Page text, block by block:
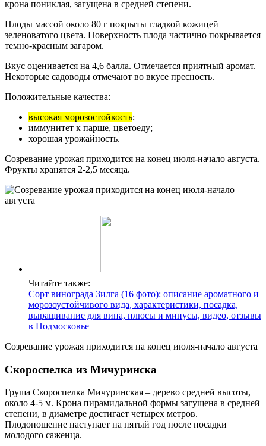
крона пониклая, загущена в средней степени.
Плоды массой около 80 г покрыты гладкой кожицей
зеленоватого цвета. Поверхность плода частично покрывается
темно-красным загаром.
Вкус оценивается на 4,6 балла. Отмечается приятный аромат.
Некоторые садоводы отмечают во вкусе пресность.
Положительные качества:
высокая морозостойкость;
иммунитет к парше, цветоеду;
хорошая урожайность.
Созревание урожая приходится на конец июля-начало августа.
Фрукты хранятся 2-2,5 месяца.
Читайте также:
Сорт винограда Зилга (16 фото): описание ароматного и
морозоустойчивого вида, характеристики, посадка,
выращивание для вина, плюсы и минусы, видео, отзывы
в Подмосковье
Созревание урожая приходится на конец июля-начало августа
Скороспелка из Мичуринска
Груша Скороспелка Мичуринская – дерево средней высоты,
около 4-5 м. Крона пирамидальной формы загущена в средней
степени, в диаметре достигает четырех метров.
Плодоношение наступает на пятый год после посадки
молодого саженца.